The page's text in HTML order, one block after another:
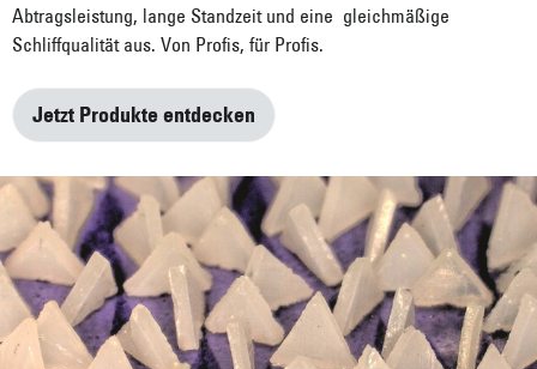
Abtragsleistung, lange Standzeit und eine gleichmäßige
Schliffqualität aus. Von Profis, für Profis.
Jetzt Produkte entdecken